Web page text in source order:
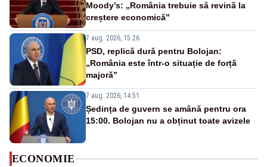
Moody’s: „România trebuie să revină la
creștere economică”
7 aug. 2026, 15:26
PSD, replică dură pentru Bolojan:
„România este într-o situație de forță
majoră”
7 aug. 2026, 14:51
Ședința de guvern se amână pentru ora
15:00. Bolojan nu a obținut toate avizele
ECONOMIE